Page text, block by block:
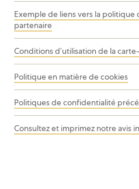
Exemple de liens vers la
partenaire
Conditions d’utilisation de la
Politique en matière de cookies
Politiques de confidentialité
Consultez et imprimez notre avis